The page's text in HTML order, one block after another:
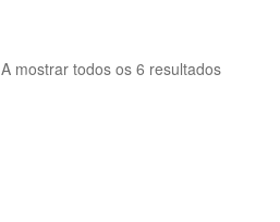
A mostrar todos os 6 resultadosOrdenado